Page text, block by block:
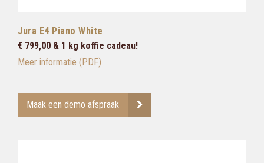
Jura E4 Piano White
€ 799,00 & 1 kg koffie cadeau!
Meer informatie (PDF)
Maak een demo afspraak